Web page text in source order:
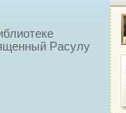
Расулу